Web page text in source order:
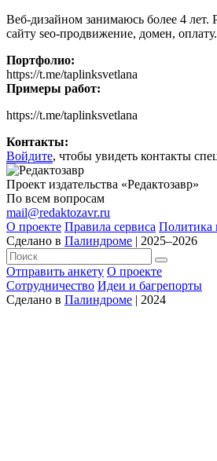
Веб-дизайном занимаюсь более 4
сайту seo-продвижение, домен, оплату.
Портфолио:
https://t.me/taplinksvetlana
Примеры работ:
https://t.me/taplinksvetlana
Контакты:
Войдите, чтобы увидеть контакты
Проект издательства «Редактозавр»
По всем вопросам
mail@redaktozavr.ru
О проекте Правила сервиса Политика
Сделано в Палиндроме | 2025–2026
Отправить анкету О проекте
Сотрудничество Идеи и багрепорты
Сделано в Палиндроме | 2024